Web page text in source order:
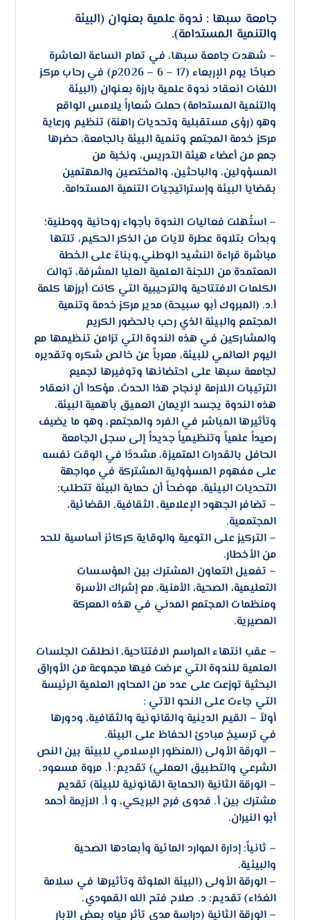
جامعة سبها : ندوة علمية بعنوان (البيئة
والتنمية المستدامة).
– ​شهدت جامعة سبها، في تمام الساعة العاشرة
صباحًا يوم الإربعاء (17 – 6 – 2026م) في رحاب مركز
اللغات انعقاد ندوة علمية بارزة بعنوان (البيئة
والتنمية المستدامة) حملت شعاراً يلامس الواقع
وهو (رؤى مستقبلية وتحديات راهنة) تنظيم ورعاية
مركز خدمة المجتمع وتنمية البيئة بالجامعة، حضرها
جمع من أعضاء هيئة التدريس، ونخبة من
المسؤولين، والباحثين، والمختصين والمهتمين
بقضايا البيئة وإستراتيجيات التنمية المستدامة.
– ​استُهلت فعاليات الندوة بأجواء روحانية ووطنية؛
وبدأت بتلاوة عطرة لآيات من الذكر الحكيم، تلتها
مباشرة قراءة النشيد الوطني،وبناءً على الخطة
المعتمدة من اللجنة العلمية العليا المشرفة، توالت
الكلمات الافتتاحية والترحيبية التي كانت أبرزها كلمة
أ.د. (المبروك أبو سبيحة) مدير مركز خدمة وتنمية
المجتمع والبيئة الذي رحب بالحضور الكريم
والمشاركين في هذه الندوة التي تزامن تنظيمها مع
اليوم العالمي للبيئة، معرباً عن خالص شكره وتقديره
لجامعة سبها على احتضانها وتوفيرها لجميع
الترتيبات اللازمة لإنجاح هذا الحدث، مؤكدا أن انعقاد
هذه الندوة يجسد الإيمان العميق بأهمية البيئة،
وتأثيرها المباشر في الفرد والمجتمع، وهو ما يضيف
رصيداً علمياً وتنظيمياً جديداً إلى سجل الجامعة
الحافل بالقدرات المتميزة، مشددًا في الوقت نفسه
على مفهوم المسؤولية المشتركة في مواجهة
التحديات البيئية، موضحاً أن حماية البيئة تتطلب:
– ​تضافر الجهود الإعلامية، الثقافية، القضائية،
المجتمعية.
– التركيز على التوعية والوقاية كركائز أساسية للحد
من الأخطار.
– ​تفعيل التعاون المشترك بين المؤسسات
التعليمية، الصحية، الأمنية، مع إشراك الأسرة
ومنظمات المجتمع المدني في هذه المعركة
المصيرية.
– ​عقب انتهاء المراسم الافتتاحية، انطلقت الجلسات
العلمية للندوة التي عرضت فيها مجموعة من الأوراق
البحثية توزعت على عدد من المحاور العلمية الرئيسة
التي جاءت على النحو الآتي :
أولاً – القيم الدينية والقانونية والثقافية، ودورها
في ترسيخ مبادئ الحفاظ على البيئة.
– ​الورقة الأولى (المنظور الإسلامي للبيئة بين النص
الشرعي والتطبيق العملي) تقديم: أ. مروة مسعود.
– ​الورقة الثانية (الحماية القانونية للبيئة) تقديم
مشترك بين أ. فدوى فرج البريكي، و أ. الازيمة أحمد
أبو النيران.
– ​ثانياً: إدارة الموارد المائية وأبعادها الصحية
والبيئية.
– ​الورقة الأولى (البيئة الملوثة وتأثيرها في سلامة
الغذاء) تقديم: د. صلاح فتح الله القمودي.
– ​الورقة الثانية (دراسة مدى تأثر مياه بعض الآبار